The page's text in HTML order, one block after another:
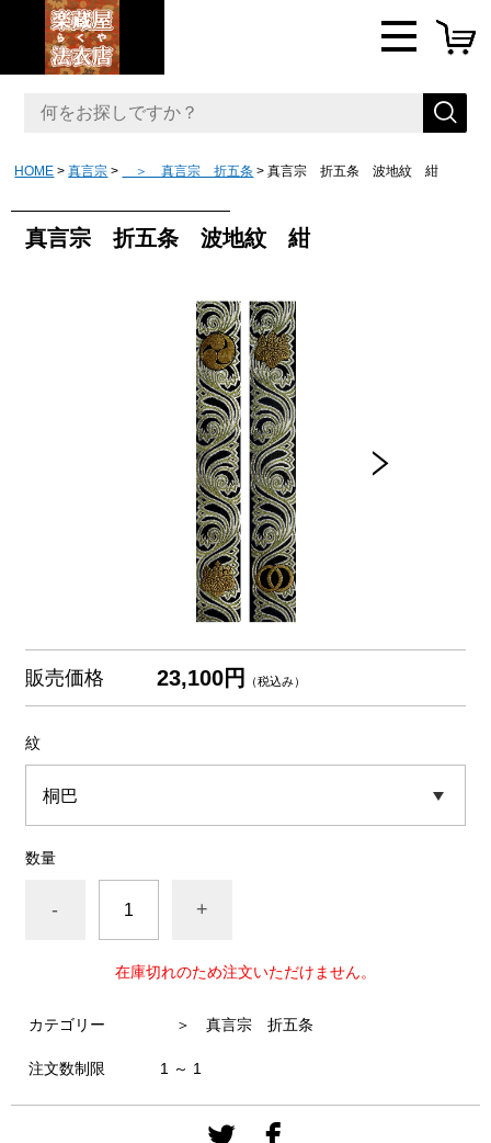
HOME 真言宗 ＞ 真言宗 折五条 真言宗 折五条 波地紋 紺
真言宗 折五条 波地紋 紺
販売価格 23,100円 （税込み）
紋
数量
- +
在庫切れのため注文いただけません。
カテゴリー ＞ 真言宗 折五条
注文数制限 1 ～ 1